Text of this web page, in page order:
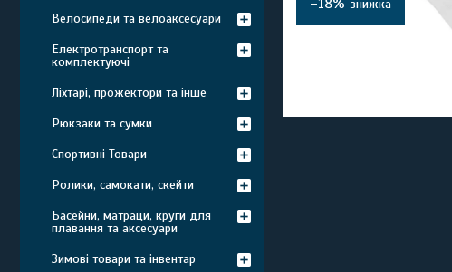
–18%
Велосипеди та велоаксесуари
Електротранспорт та
комплектуючі
Ліхтарі, прожектори та інше
Рюкзаки та сумки
Спортивні Товари
Ролики, самокати, скейти
Басейни, матраци, круги для
плавання та аксесуари
Зимові товари та інвентар